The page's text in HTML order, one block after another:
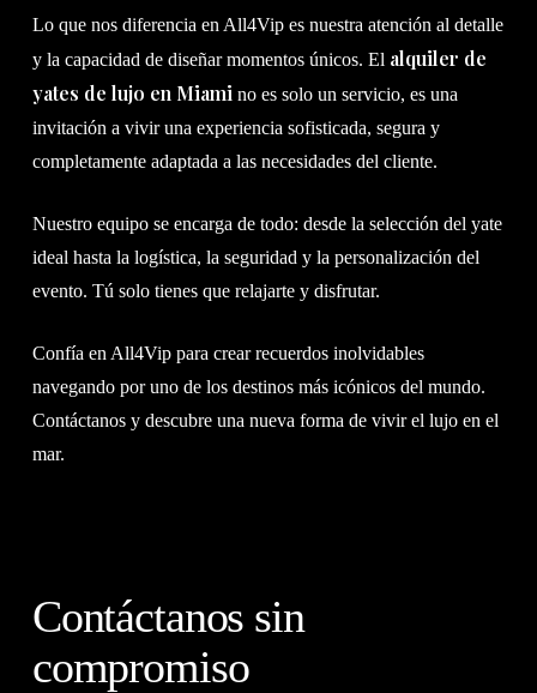
Lo que nos diferencia en All4Vip es nuestra atención al detalle
y la capacidad de diseñar momentos únicos. El alquiler de
yates de lujo en Miami no es solo un servicio, es una
invitación a vivir una experiencia sofisticada, segura y
completamente adaptada a las necesidades del cliente.
Nuestro equipo se encarga de todo: desde la selección del yate
ideal hasta la logística, la seguridad y la personalización del
evento. Tú solo tienes que relajarte y disfrutar.
Confía en All4Vip para crear recuerdos inolvidables
navegando por uno de los destinos más icónicos del mundo.
Contáctanos y descubre una nueva forma de vivir el lujo en el
mar.
Contáctanos sin
compromiso